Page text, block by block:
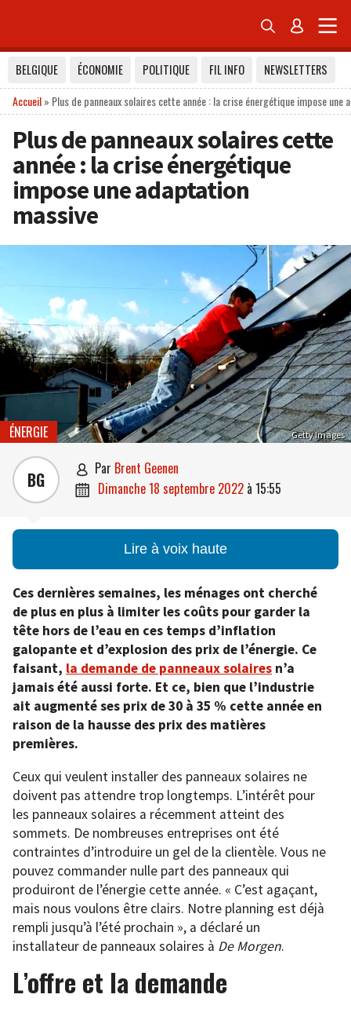
 
BELGIQUE ÉCONOMIE POLITIQUE FIL INFO
NEWSLETTERS
Accueil» Plus de panneaux solaires cette année : la crise énergétique impose une
Plus de panneaux solaires cette
année : la crise énergétique
impose une adaptation
massive
Getty Images
ÉNERGIE
BG  par Brent Geenen
 dimanche 18 septembre 2022 à 15:55
Lire à voix haute
Ces dernières semaines, les ménages ont cherché
de plus en plus à limiter les coûts pour garder la
tête hors de l’eau en ces temps d’inflation
galopante et d’explosion des prix de l’énergie. Ce
faisant, la demande de panneaux solaires n’a
jamais été aussi forte. Et ce, bien que l’industrie
ait augmenté ses prix de 30 à 35 % cette année en
raison de la hausse des prix des matières
premières.
Ceux qui veulent installer des panneaux solaires ne
doivent pas attendre trop longtemps. L’intérêt pour
les panneaux solaires a récemment atteint des
sommets. De nombreuses entreprises ont été
contraintes d’introduire un gel de la clientèle. Vous ne
pouvez commander nulle part des panneaux qui
produiront de l’énergie cette année. « C’est agaçant,
mais nous voulons être clairs. Notre planning est déjà
rempli jusqu’à l’été prochain », a déclaré un
installateur de panneaux solaires à De Morgen.
L’offre et la demande